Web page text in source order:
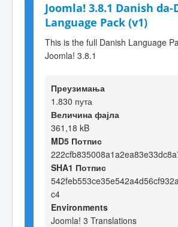
Joomla! 3.8.1 Danish da-
Language Pack (v1)
This is the full Danish Language
Joomla! 3.8.1
Преузимања
1.830 пута
Величина фајла
361,18 kB
MD5 Потпис
SHA1 Потпис
c4
Environments
Joomla! 3 Translations